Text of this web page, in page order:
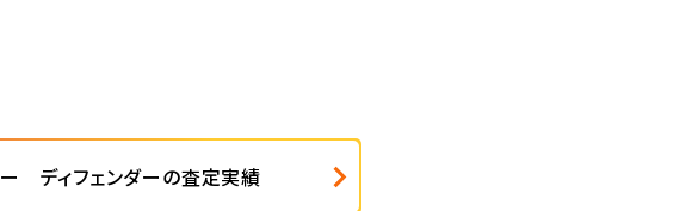
ディフェンダーの査定実績